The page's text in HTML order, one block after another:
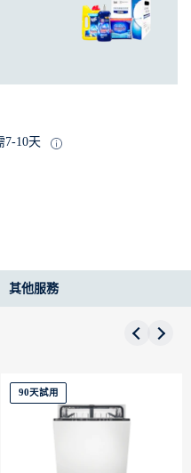
7-10天
其他服務